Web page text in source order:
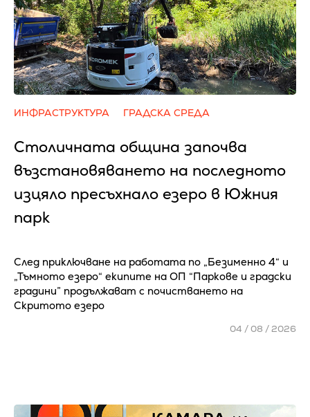
ИНФРАСТРУКТУРА ГРАДСКА СРЕДА
Столичната община започва
възстановяването на последното
изцяло пресъхнало езеро в Южния
парк
След приключване на работата по „Безименно 4“ и
„Тъмното езеро“ екипите на ОП “Паркове и градски
градини” продължават с почистването на
Скритото езеро
04 / 08 / 2026